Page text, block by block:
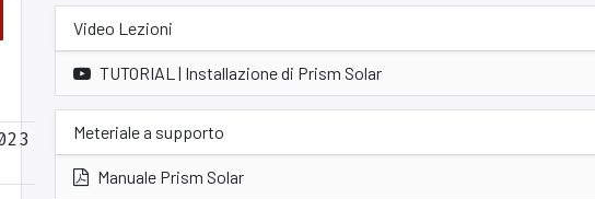
Video Lezioni
TUTORIAL | Installazione di Prism Solar
Meteriale a supporto
Manuale Prism Solar